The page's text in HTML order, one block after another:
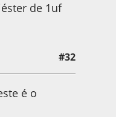
de 1uf
#32
é o